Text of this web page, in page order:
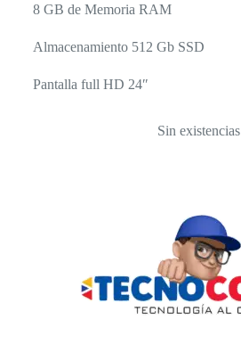
8 GB de Memoria RAM
Almacenamiento 512 Gb SSD
Pantalla full HD 24″
Sin existencias